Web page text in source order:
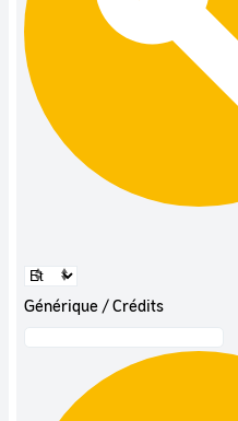
Générique / Crédits